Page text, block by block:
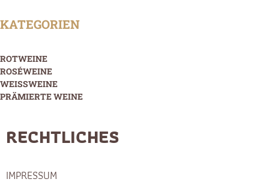
KATEGORIEN
ROTWEINE
ROSÉWEINE
WEISSWEINE
PRÄMIERTE WEINE
RECHTLICHES
IMPRESSUM